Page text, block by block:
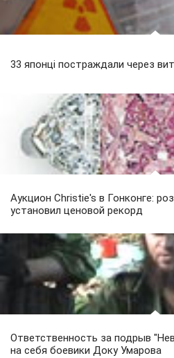
33 японці постраждали через
Аукцион Christie's в Гонконге:
установил ценовой рекорд
Ответственность за подрыв
на себя боевики Доку Умарова